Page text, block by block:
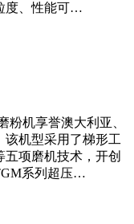
度、性能可…
粉机享誉澳大利亚、
该机型采用了梯形工
项磨机技术，开创
系列超压…